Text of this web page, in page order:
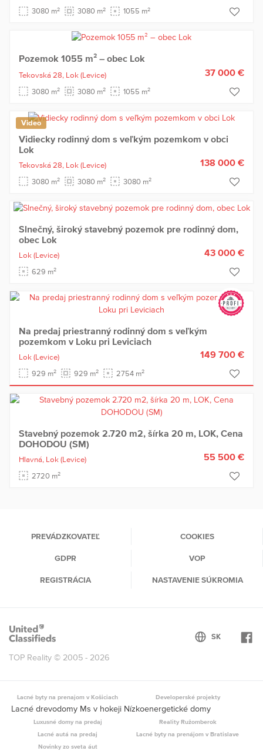
3080 m2 3080 m2 1055 m2
Pozemok 1055 m² – obec Lok
Tekovská 28, Lok (Levice)
3080 m2 3080 m2 1055 m2
37 000 €
Video
Vidiecky rodinný dom s veľkým pozemkom v obci
Lok
Tekovská 28, Lok (Levice)
3080 m2 3080 m2 3080 m2
138 000 €
Slnečný, široký stavebný pozemok pre rodinný dom,
obec Lok
Lok (Levice)
629 m2
43 000 €
Na predaj priestranný rodinný dom s veľkým
pozemkom v Loku pri Leviciach
Lok (Levice)
929 m2 929 m2 2754 m2
149 700 €
Stavebný pozemok 2.720 m2, šírka 20 m, LOK, Cena
DOHODOU (SM)
Hlavná, Lok (Levice)
2720 m2
55 500 €
PREVÁDZKOVATEĽ COOKIES
GDPR VOP
REGISTRÁCIA NASTAVENIE SÚKROMIA
TOP Reality © 2005 - 2026
Lacné byty na prenajom v Košiciach Developerské projekty
Lacné drevodomy Ms v hokeji Nízkoenergetické domy
Luxusné domy na predaj
Reality Ružomberok
Lacné autá na predaj
Lacné byty na prenájom v Bratislave
Novinky zo sveta áut